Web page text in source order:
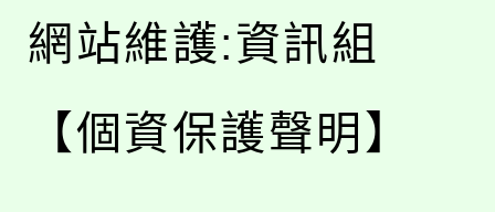
網站維護:資訊組
【個資保護聲明】